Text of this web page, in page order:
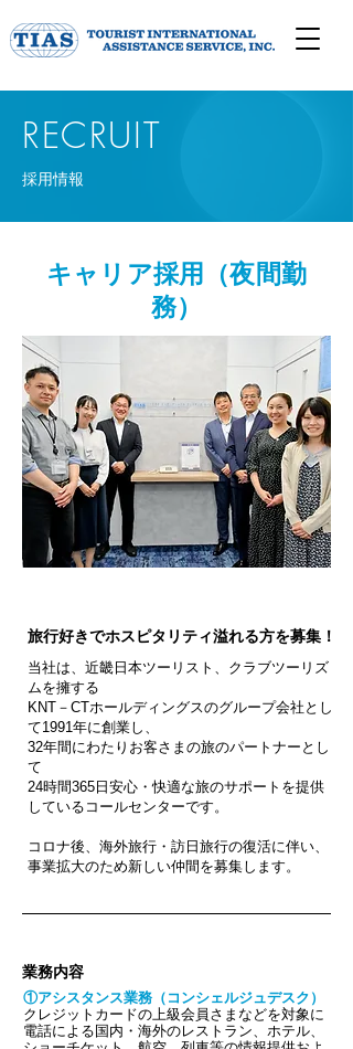
RECRUIT
​採用情報
キャリア採用（夜間勤
務）
旅行好きでホスピタリティ溢れる方を募集！
当社は、近畿日本ツーリスト、クラブツーリズ
ムを擁する
KNT－CTホールディングスのグループ会社とし
て1991年に創業し、
32年間にわたりお客さまの旅のパートナーとし
て
24時間365日安心・快適な旅のサポートを提供
しているコールセンターです。
コロナ後、海外旅行・訪日旅行の復活に伴い、
事業拡大のため新しい仲間を募集します。
​業務内容
①アシスタンス業務（コンシェルジュデスク）
クレジットカードの上級会員さまなどを対象に
電話による国内・海外のレストラン、ホテル、